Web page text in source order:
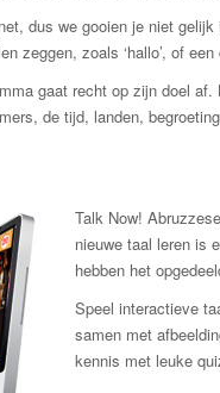
dus we gooien je niet
zeggen, zoals ‘hallo’, of
gaat recht op zijn doel
de tijd, landen,
Talk Now!
nieuwe taal leren is
hebben het
Speel interactieve
samen met
kennis met leuke